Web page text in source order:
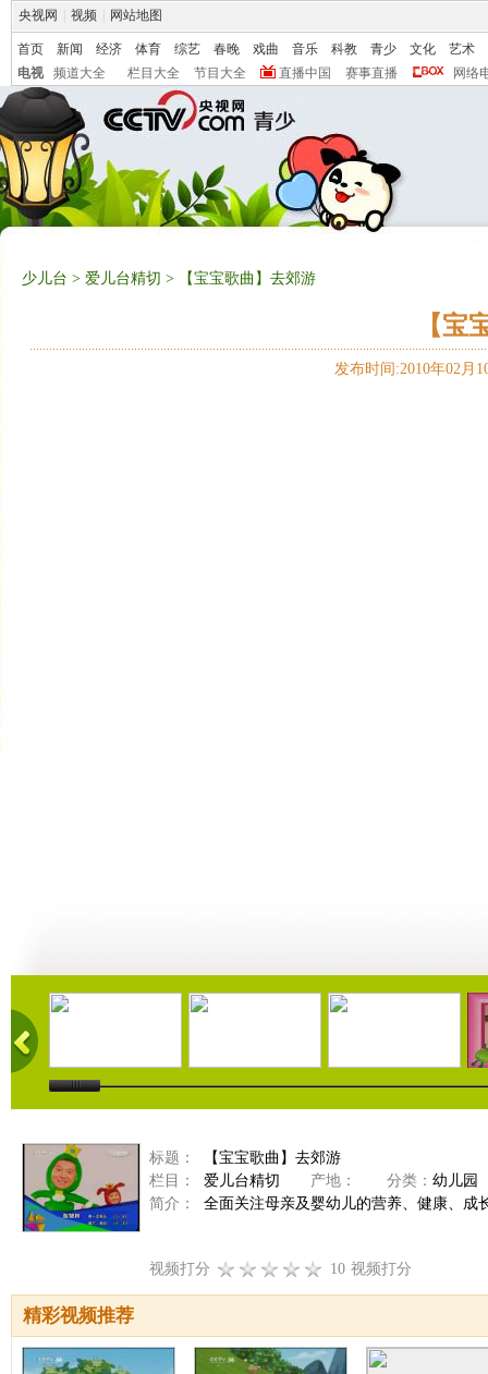
央视网 视频 网站地图
首页 新闻 经济 体育 综艺 春晚 戏曲 音乐 科教 青少 文化
艺术
电视
频道大全 栏目大全 节目大全 直播中国 赛事直播 网络
少儿台 > 爱儿台精切 > 【宝宝歌曲】去郊游
【宝
发布时间:2010年02月
21:58 01:43 02:58
标题：
【宝宝歌曲】去郊游
栏目：
爱儿台精切 产地： 分类： 幼儿园
简介：
全面关注母亲及婴幼儿的营养、健康、成
视频打分 10 视频打分
精彩视频推荐